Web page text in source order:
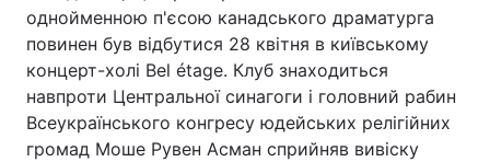
Спорт
Техно і зв'язок Лайт
Зброя Інциденти
Здоров'я Туризм
однойменною п'єсою канадського драматурга
повинен був відбутися 28 квітня в київському
концерт-холі Bel étage. Клуб знаходиться
навпроти Центральної синагоги і головний рабин
Всеукраїнського конгресу юдейських релігійних
громад Моше Рувен Асман сприйняв вивіску